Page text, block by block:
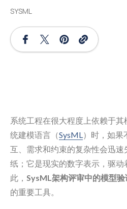
SYSML
系统工程在很大程度上依赖于
统建模语言（SysML）时，如果
互、需求和约束的复杂性会迅
纸；它是现实的数字表示，驱
此， SysML架构评审中的模型
的重要工具。